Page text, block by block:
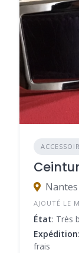
Nantes
AJOUTÉ LE
État: Très
Expédition
frais